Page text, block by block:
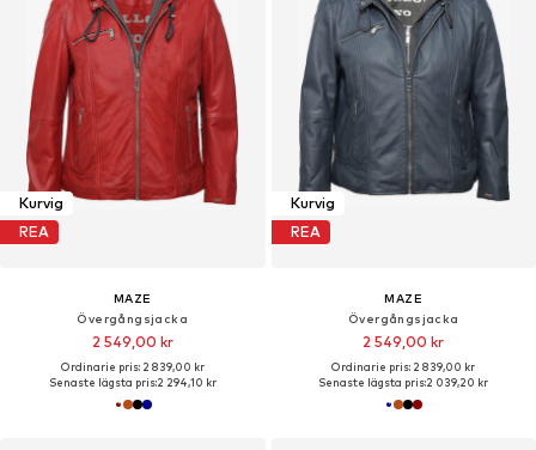
Kurvig
REA
MAZE
Övergångsjacka
2 549,00 kr
Ordinarie pris: 2 839,00 kr
Senaste lägsta pris:2 294,10 kr
Kurvig
REA
MAZE
Övergångsjacka
2 549,00 kr
Ordinarie pris: 2 839,00 kr
Senaste lägsta pris:2 039,20 kr